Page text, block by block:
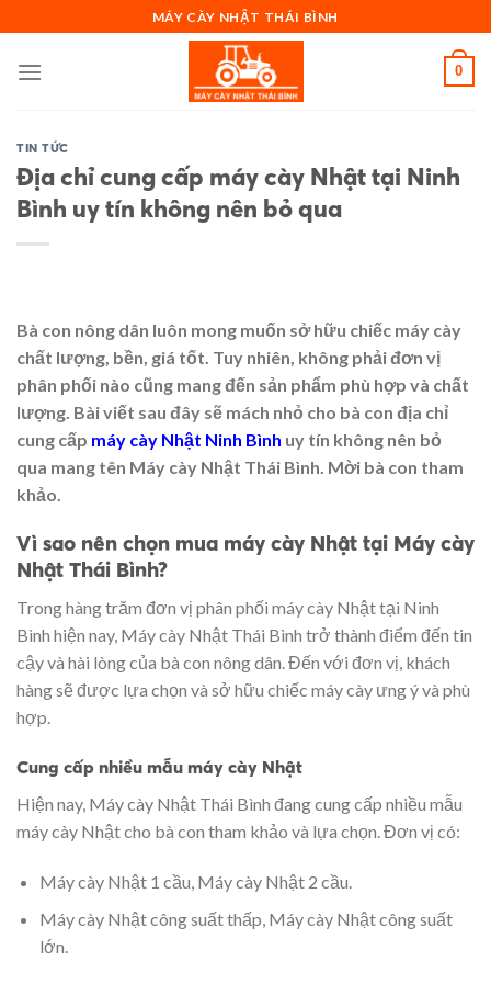
to
content
MÁY CÀY NHẬT THÁI BÌNH
0
TIN TỨC
Địa chỉ cung cấp máy cày Nhật tại Ninh
Bình uy tín không nên bỏ qua
Bà con nông dân luôn mong muốn sở hữu chiếc máy cày
chất lượng, bền, giá tốt. Tuy nhiên, không phải đơn vị
phân phối nào cũng mang đến sản phẩm phù hợp và chất
lượng. Bài viết sau đây sẽ mách nhỏ cho bà con địa chỉ
cung cấp máy cày Nhật Ninh Bình uy tín không nên bỏ
qua mang tên Máy cày Nhật Thái Bình. Mời bà con tham
khảo.
Vì sao nên chọn mua máy cày Nhật tại Máy cày
Nhật Thái Bình?
Trong hàng trăm đơn vị phân phối máy cày Nhật tại Ninh
Bình hiện nay, Máy cày Nhật Thái Bình trở thành điểm đến tin
cậy và hài lòng của bà con nông dân. Đến với đơn vị, khách
hàng sẽ được lựa chọn và sở hữu chiếc máy cày ưng ý và phù
hợp.
Cung cấp nhiều mẫu máy cày Nhật
Hiện nay, Máy cày Nhật Thái Bình đang cung cấp nhiều mẫu
máy cày Nhật cho bà con tham khảo và lựa chọn. Đơn vị có:
Máy cày Nhật 1 cầu, Máy cày Nhật 2 cầu.
Máy cày Nhật công suất thấp, Máy cày Nhật công suất
lớn.